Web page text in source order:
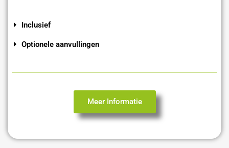
Inclusief
Optionele aanvullingen
Meer Informatie